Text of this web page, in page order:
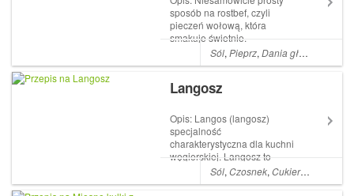
stale podg...
sposób na rostbef, czyli
pieczeń wołową, która
smakuje świetnie.
Najważniejsze jest to, by użyć
wołowiny najlepszej jakości.
wołowej 4 ząbki czosnku 2
łyżki masła klarowanego 1
łyżka rozmarynu i majera...
Sól,Pieprz,Dania główne
Langosz
Opis: Langos (langosz)
specjalność
charakterystyczna dla kuchni
węgierskiej. Langosz to
drożdżowy placek, który
piekło się z ciasta
Sól,Czosnek,Cukier,Mleko